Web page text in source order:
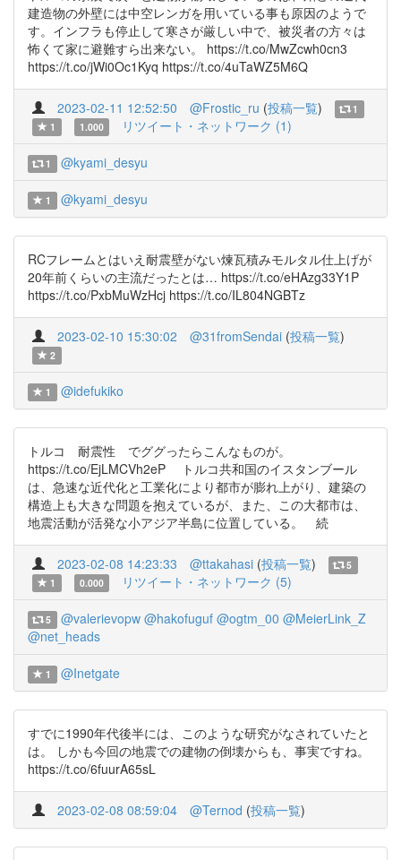
建造物の外壁には中空レンガを用いている事も原因のようで
す。インフラも停止して寒さが厳しい中で、被災者の方々は
怖くて家に避難すら出来ない。 https://t.co/MwZcwh0cn3
https://t.co/jWi0Oc1Kyq https://t.co/4uTaWZ5M6Q
2023-02-11 12:52:50 @Frostic_ru (投稿一覧)
1
1
1.000 リツイート・ネットワーク (1)
1 @kyami_desyu
1 @kyami_desyu
RCフレームとはいえ耐震壁がない煉瓦積みモルタル仕上げが
20年前くらいの主流だったとは… https://t.co/eHAzg33Y1P
https://t.co/PxbMuWzHcj https://t.co/IL804NGBTz
2023-02-10 15:30:02 @31fromSendai (投稿一覧)
2
1 @idefukiko
トルコ 耐震性 でググったらこんなものが。
https://t.co/EjLMCVh2eP トルコ共和国のイスタンブール
は、急速な近代化と工業化により都市が膨れ上がり、建築の
構造上も大きな問題を抱えているが、また、この大都市は、
地震活動が活発な小アジア半島に位置している。 続
2023-02-08 14:23:33 @ttakahasi (投稿一覧)
5
1
0.000 リツイート・ネットワーク (5)
5 @valerievopw @hakofuguf @ogtm_00 @MeierLink_Z
@net_heads
1 @Inetgate
すでに1990年代後半には、このような研究がなされていたと
は。 しかも今回の地震での建物の倒壊からも、事実ですね。
https://t.co/6fuurA65sL
2023-02-08 08:59:04 @Ternod (投稿一覧)